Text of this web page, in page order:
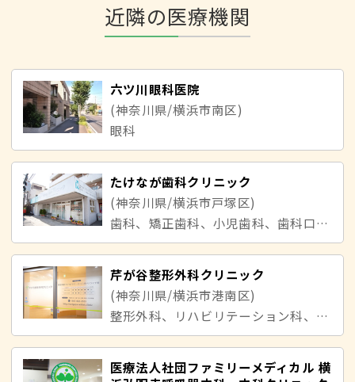
近隣の医療機関
六ツ川眼科医院
(神奈川県/横浜市南区)
眼科
たけなが歯科クリニック
(神奈川県/横浜市戸塚区)
歯科、矯正歯科、小児歯科、歯科口腔外科
芹が谷整形外科クリニック
(神奈川県/横浜市港南区)
整形外科、リハビリテーション科、リウマチ科
医療法人社団ファミリーメディカル 横